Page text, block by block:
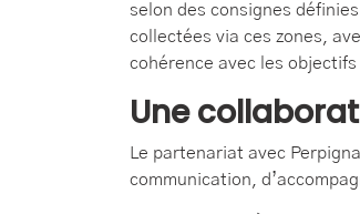
selon des consignes
collectées via ces zones,
cohérence avec les
Une
Le partenariat avec
communication,